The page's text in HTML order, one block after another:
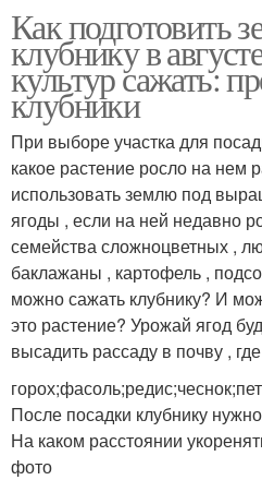
Как подготовить
клубнику в
культур сажать:
клубники
При выборе участка для
какое растение росло на нем
использовать землю под
ягоды , если на ней недавно
семейства сложноцветных ,
баклажаны , картофель ,
можно сажать клубнику? И
это растение? Урожай ягод
высадить рассаду в почву ,
После посадки клубнику
На каком расстоянии
фото